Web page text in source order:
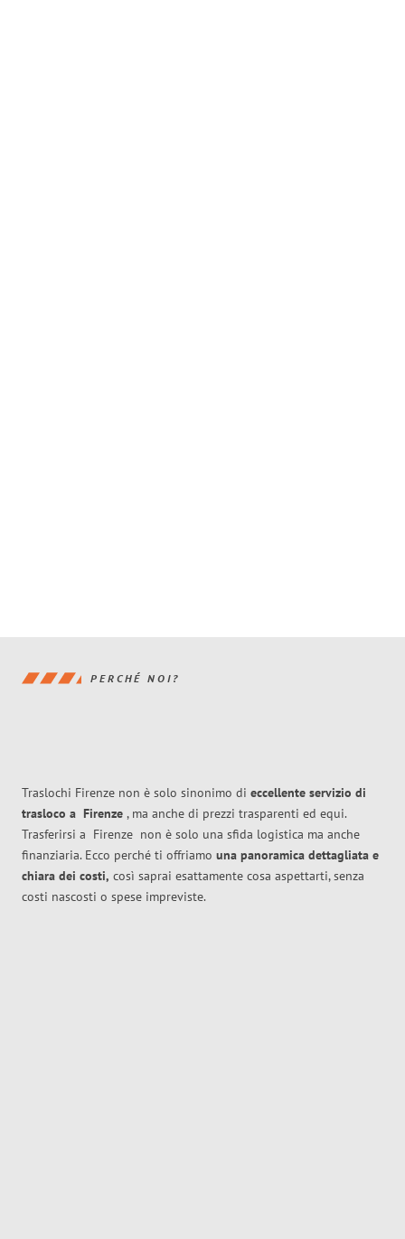
PERCHÉ NOI?
Traslochi Firenze non è solo sinonimo di eccellente servizio di
trasloco a Firenze , ma anche di prezzi trasparenti ed equi.
Trasferirsi a Firenze non è solo una sfida logistica ma anche
finanziaria. Ecco perché ti offriamo una panoramica dettagliata e
chiara dei costi, così saprai esattamente cosa aspettarti, senza
costi nascosti o spese impreviste.